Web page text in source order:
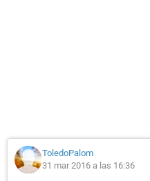
ToledoPalom
31 mar 2016 a las 16:36